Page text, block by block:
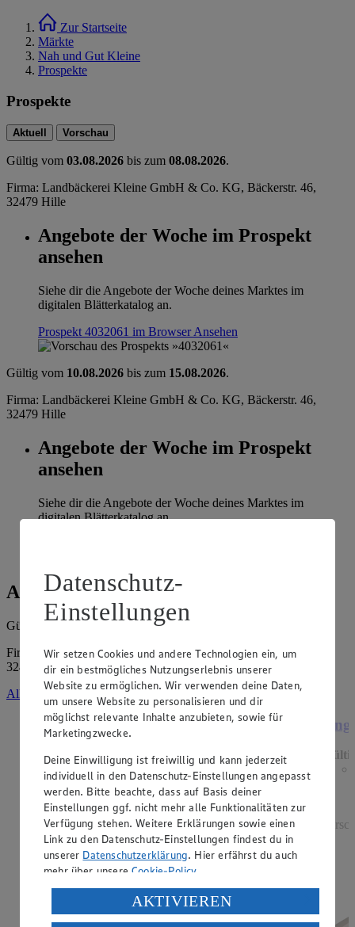
Zur Startseite
Märkte
Nah und Gut Kleine
Prospekte
Prospekte
Aktuell Vorschau
Gültig vom 03.08.2026 bis zum 08.08.2026.
Firma: Landbäckerei Kleine GmbH & Co. KG, Bäckerstr. 46,
32479 Hille
Angebote der Woche im Prospekt
ansehen
Siehe dir die Angebote der Woche deines Marktes im
digitalen Blätterkatalog an.
Prospekt 4032061 im BrowserAnsehen
Gültig vom 10.08.2026 bis zum 15.08.2026.
Firma: Landbäckerei Kleine GmbH & Co. KG, Bäckerstr. 46,
32479 Hille
Angebote der Woche im Prospekt
ansehen
Siehe dir die Angebote der Woche deines Marktes im
digitalen Blätterkatalog an.
Angebote der Woche
Gültig vom bis zum
Firma: Landbäckerei Kleine GmbH & Co. KG, Bäckerstr. 46,
32479 Hille
Alle Angebote ansehen
Angebot:Grünländer
Gültig ab 06.08.2026
1.49
-44%
Rabattierter Preis von 1.49€ (Insgesamt -44%
Rabatt)
dt. Schnittkäse, in Würfeln oder Scheiben, versch.
Sorten und Fettstufen, 120/140g Packung, (1kg =
12,42/10,64)
Datenschutz-
Einstellungen
Wir setzen Cookies und andere Technologien ein, um
dir ein bestmögliches Nutzungserlebnis unserer
Website zu ermöglichen. Wir verwenden deine Daten,
um unsere Website zu personalisieren und dir
möglichst relevante Inhalte anzubieten, sowie für
Marketingzwecke.
Deine Einwilligung ist freiwillig und kann jederzeit
individuell in den Datenschutz-Einstellungen angepasst
werden. Bitte beachte, dass auf Basis deiner
Einstellungen ggf. nicht mehr alle Funktionalitäten zur
Verfügung stehen. Weitere Erklärungen sowie einen
Link zu den Datenschutz-Einstellungen findest du in
unserer Datenschutzerklärung. Hier erfährst du auch
mehr über unsereCookie-Policy.
Verarbeitung deiner personenbezogenen Daten in den
USA durch Facebook und YouTube:
AKTIVIEREN